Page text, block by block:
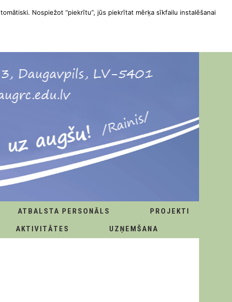
ATBALSTA PERSONĀLS
PROJEKTI
AKTIVITĀTES UZŅEMŠANA
Nospiežot “piekrītu”, jūs piekrītat mērķa sīkfailu instalēšanai